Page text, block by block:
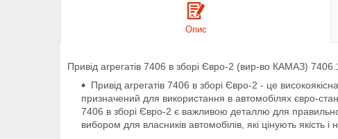
Опис
Привід агрегатів 7406 в зборі Євро-2 (вир-во КАМАЗ)
Привід агрегатів 7406 в зборі Євро-2 - це
призначений для використання в автомобілях євро-
7406 в зборі Євро-2 є важливою деталлю для
вибором для власників автомобілів, які цінують якість і